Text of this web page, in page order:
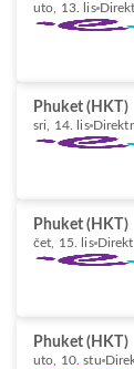
uto, 13. lis
Phuket (HKT)
sri, 14. lis
Phuket (HKT)
čet, 15. lis
Phuket (HKT)
uto, 10. stu